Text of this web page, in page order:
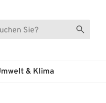
Suche
& Klima